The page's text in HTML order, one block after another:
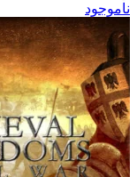
ناموجود